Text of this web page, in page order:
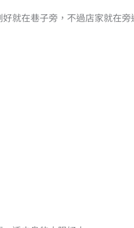
就在巷子旁，不過店家就在